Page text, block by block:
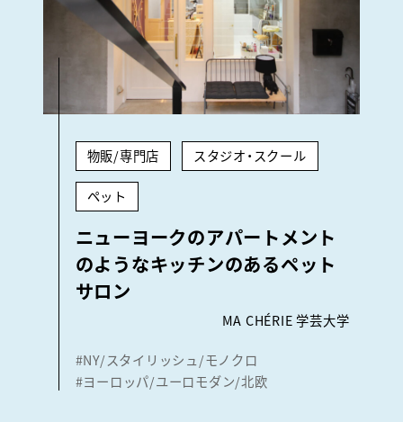
物販/専門店 スタジオ・スクール
ペット
ニューヨークのアパートメント
のようなキッチンのあるペット
サロン
MA CHÉRIE 学芸大学
#NY/スタイリッシュ/モノクロ
#ヨーロッパ/ユーロモダン/北欧